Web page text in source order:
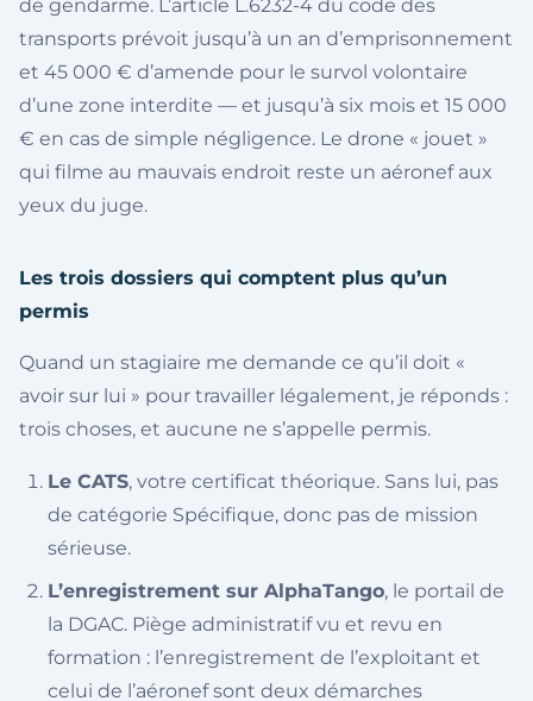
de gendarme. L’article L.6232-4 du code des
transports prévoit jusqu’à un an d’emprisonnement
et 45 000 € d’amende pour le survol volontaire
d’une zone interdite — et jusqu’à six mois et 15 000
€ en cas de simple négligence. Le drone « jouet »
qui filme au mauvais endroit reste un aéronef aux
yeux du juge.
Les trois dossiers qui comptent plus qu’un
permis
Quand un stagiaire me demande ce qu’il doit «
avoir sur lui » pour travailler légalement, je réponds :
trois choses, et aucune ne s’appelle permis.
Le CATS, votre certificat théorique. Sans lui, pas
de catégorie Spécifique, donc pas de mission
sérieuse.
L’enregistrement sur AlphaTango, le portail de
la DGAC. Piège administratif vu et revu en
formation : l’enregistrement de l’exploitant et
celui de l’aéronef sont deux démarches